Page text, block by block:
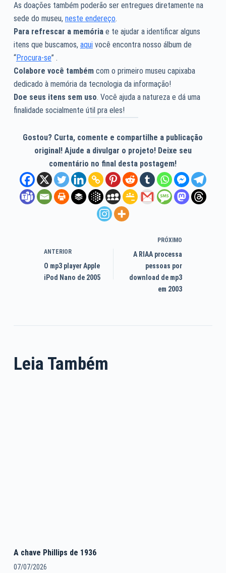
As doações também poderão ser entregues diretamente na
sede do museu, neste endereço.
Para refrescar a memóriae te ajudar a identificar alguns
itens que buscamos, aquivocê encontra nosso álbum de
“Procura-se” .
Colabore você tambémcom o primeiro museu capixaba
dedicado à memória da tecnologia da informação!
Doe seus itens sem uso. Você ajuda a natureza e dá uma
finalidade socialmente útil pra eles!
Gostou? Curta, comente e compartilhe a publicação
original! Ajude a divulgar o projeto! Deixe seu
comentário no final desta postagem!
ANTERIOR
O mp3 player Apple
iPod Nano de 2005
PRÓXIMO
A RIAA processa
pessoas por
download de mp3
em 2003
Leia Também
A chave Phillips de 1936
07/07/2026